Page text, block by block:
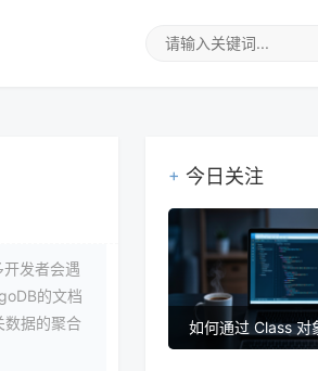
发者会遇
的文档
数据的聚合
今日关注